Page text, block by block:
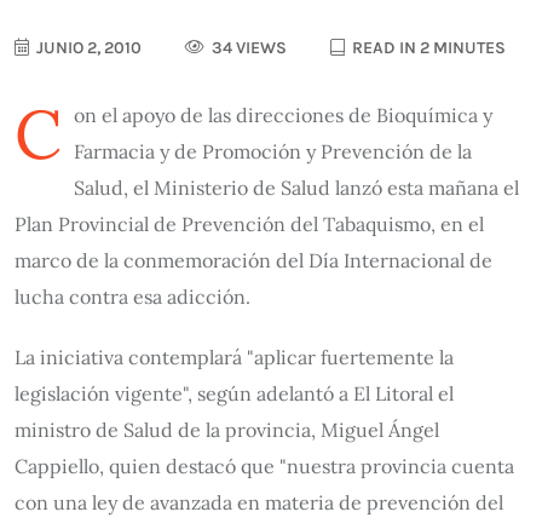
JUNIO 2, 2010 34 VIEWS READ IN 2 MINUTES
C on el apoyo de las direcciones de Bioquímica y
Farmacia y de Promoción y Prevención de la
Salud, el Ministerio de Salud lanzó esta mañana el
Plan Provincial de Prevención del Tabaquismo, en el
marco de la conmemoración del Día Internacional de
lucha contra esa adicción.
La iniciativa contemplará "aplicar fuertemente la
legislación vigente", según adelantó a El Litoral el
ministro de Salud de la provincia, Miguel Ángel
Cappiello, quien destacó que "nuestra provincia cuenta
con una ley de avanzada en materia de prevención del